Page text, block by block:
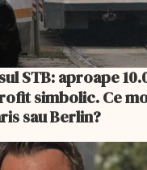
simbolic. Ce
sau Berlin?